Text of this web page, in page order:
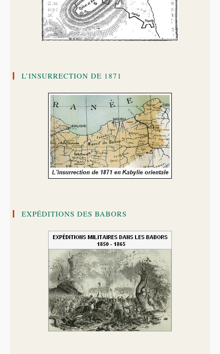
L’INSURRECTION DE 1871
EXPÉDITIONS DES BABORS